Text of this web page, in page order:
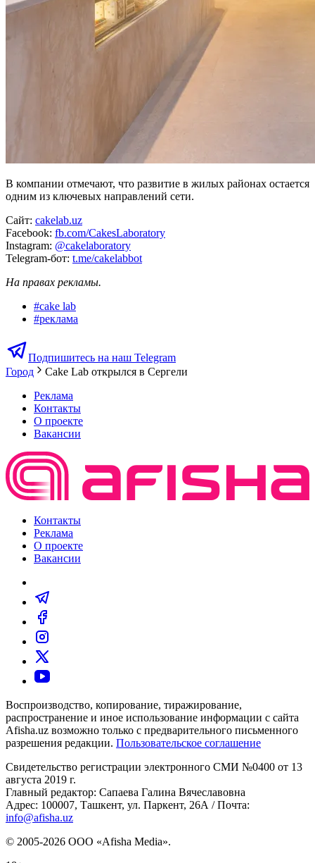
В компании отмечают, что развитие в жилых районах остается
одним из ключевых направлений сети.
Сайт: cakelab.uz
Facebook: fb.com/CakesLaboratory
Instagram: @cakelaboratory
Telegram-бот: t.me/cakelabbot
На правах рекламы.
#cake lab
#реклама
Подпишитесь на наш Telegram
Город
Cake Lab открылся в Сергели
Реклама
Контакты
О проекте
Вакансии
Контакты
Реклама
О проекте
Вакансии
Воспроизводство, копирование, тиражирование,
распространение и иное использование информации с сайта
Afisha.uz возможно только с предварительного письменного
разрешения редакции. Пользовательское соглашение
Свидетельство регистрации электронного СМИ №0400 от 13
августа 2019 г.
Главный редактор: Сапаева Галина Вячеславовна
Адрес: 100007, Ташкент, ул. Паркент, 26А / Почта:
info@afisha.uz
© 2005-2026 ООО «Afisha Media».